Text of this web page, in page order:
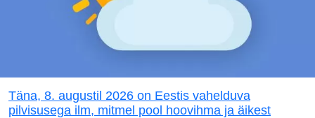
Täna, 8. augustil 2026 on Eestis vahelduva
pilvisusega ilm, mitmel pool hoovihma ja äikest